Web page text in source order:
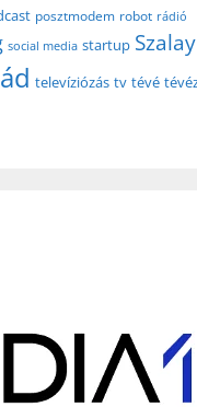
posztmodem robot rádió
social media startup
televíziózás tv tévé